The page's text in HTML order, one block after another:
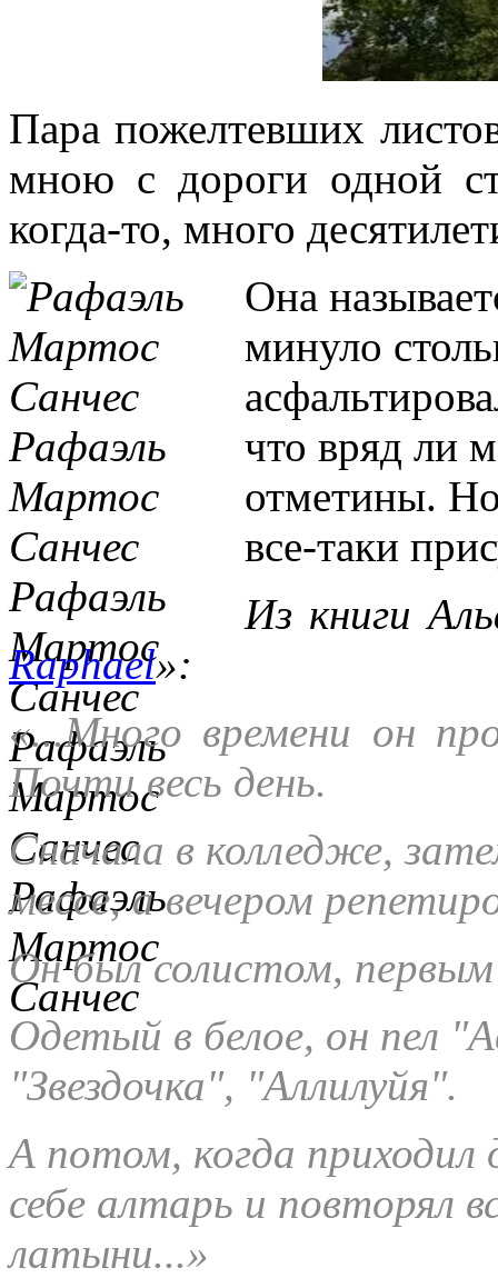
Пара пожелтевших
мною с дороги одной
когда-то, много
Она
минуло
что вряд ли
отметины.
все-таки
Из книги
Raphael»:
«...Много времени он
Почти весь день.
Сначала в колледже,
мессе, а вечером
Он был солистом, первым
Одетый в белое, он пел
"Звездочка", "Аллилуйя".
А потом, когда приходил
себе алтарь и повторял
латыни...»